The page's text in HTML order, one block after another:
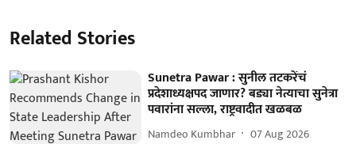
Related Stories
Sunetra Pawar : सुनील तटकरेंचं
प्रदेशाध्यक्षपद जाणार? बड्या नेत्याचा सुनेत्रा
पवारांना सल्ला, राष्ट्रवादीत खळबळ
Namdeo Kumbhar 07 Aug 2026